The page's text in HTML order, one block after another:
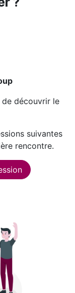
découvrir le
suivantes
rencontre.